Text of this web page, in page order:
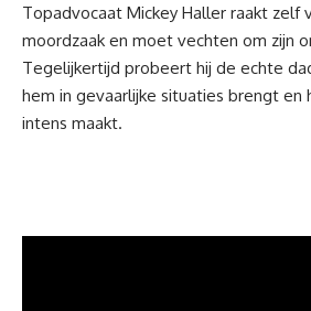
Topadvocaat Mickey Haller raakt zelf
moordzaak en moet vechten om zijn
Tegelijkertijd probeert hij de echte
hem in gevaarlijke situaties brengt en
intens maakt.